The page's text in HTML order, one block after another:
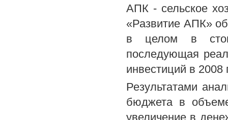
АПК - сельское
«Развитие АПК»
в целом в
последующая
инвестиций в 2008
Результатами
бюджета в
увеличение в